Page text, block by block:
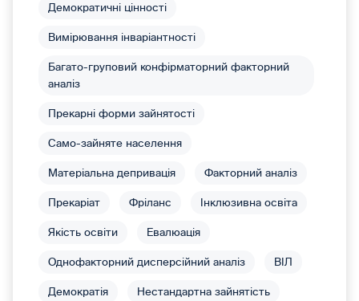
Демократичні цінності
Вимірювання інваріантності
Багато-груповий конфірматорний факторний
аналіз
Прекарні форми зайнятості
Само-зайняте населення
Матеріальна депривація Факторний аналіз
Прекаріат Фріланс Інклюзивна освіта
Якість освіти Евалюація
Однофакторний дисперсійний аналіз ВІЛ
Демократія Нестандартна зайнятість